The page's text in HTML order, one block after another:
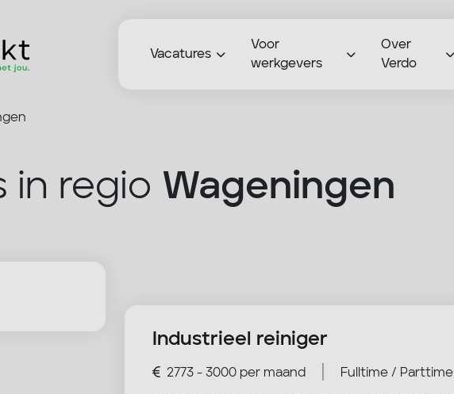
Vacatures
Voor
werkgevers
Over
Verdo
in regio Wageningen
Industrieel reiniger
2773 - 3000 per maand Fulltime / Parttime